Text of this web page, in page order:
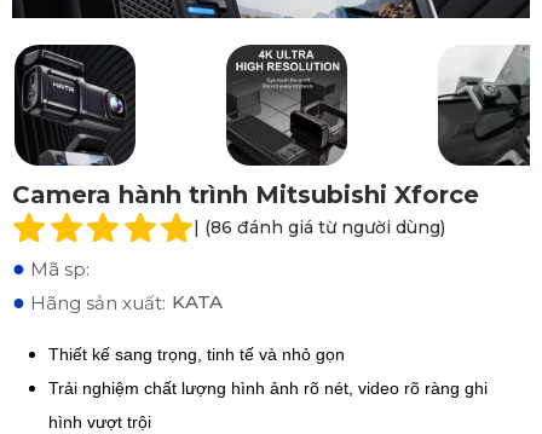
Camera hành trình Mitsubishi Xforce
| (86 đánh giá từ người dùng)
● Mã sp:
● Hãng sản xuất: KATA
Thiết kế sang trọng, tinh tế và nhỏ gọn
Trải nghiệm chất lượng hình ảnh rõ nét, video rõ ràng ghi
hình vượt trội